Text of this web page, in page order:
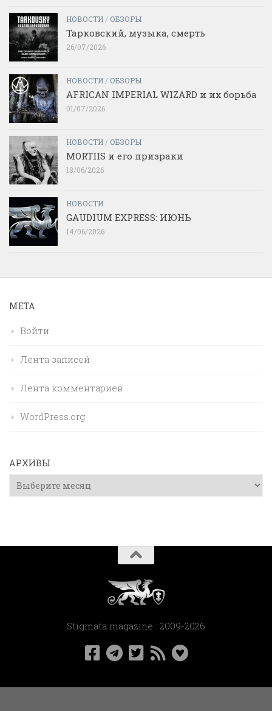
НОВОСТИ/ ОБЗОРЫ
Тарковский, музыка, смерть
26/07/2026
НОВОСТИ/ ОБЗОРЫ
AFRICAN IMPERIAL WIZARD и их борьба
01/07/2026
НОВОСТИ/ ОБЗОРЫ
MORTIIS и его призраки
18/06/2026
НОВОСТИ
GAUDIUM EXPRESS: ИЮНЬ
14/06/2026
МЕТА
Войти
Лента записей
Лента комментариев
WordPress.org
АРХИВЫ
Архивы
Stigmata magazine : 2009-2026